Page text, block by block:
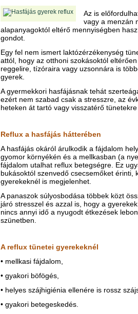
Az is
vagy a menzán
alapanyagoktól eltérő mennyiségben
gondot.
Egy fel nem ismert laktózérzékenység
attól, hogy az otthoni szokásoktól
reggelire, tízóraira vagy uzsonnára is
gyerek.
A gyermekkori hasfájásnak tehát
ezért nem szabad csak a stresszre, az
heteken át tartó vagy visszatérő
Reflux a hasfájás hátterében
A hasfájás okáról árulkodik a fájdalom
gyomor környékén és a mellkasban (a
fájdalom utalhat reflux betegségre. Ez
bukásoktól szenvedő csecsemőket érinti,
gyerekeknél is megjelenhet.
A panaszok súlyosbodása többek közt
járó stresszel és azzal is, hogy a
nincs annyi idő a nyugodt étkezések
szünetben.
A reflux tünetei gyerekeknél
• mellkasi fájdalom,
• gyakori böfögés,
• helyes szájhigiénia ellenére is rossz
• gyakori betegeskedés.